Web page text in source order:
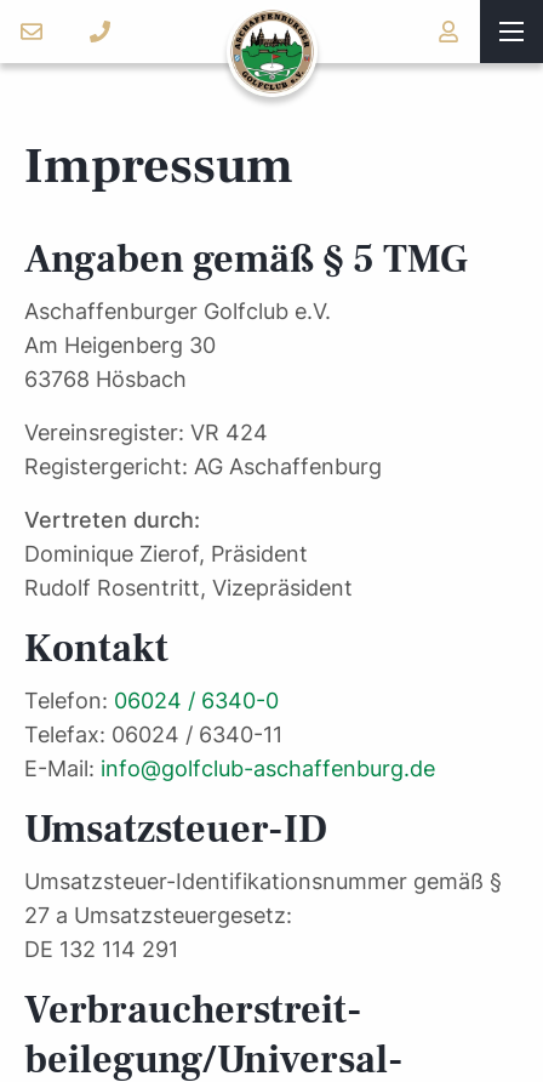
Impressum
Angaben gemäß § 5 TMG
Aschaffenburger Golfclub e.V.
Am Heigenberg 30
63768 Hösbach
Vereinsregister: VR 424
Registergericht: AG Aschaffenburg
Vertreten durch:
Dominique Zierof, Präsident
Rudolf Rosentritt, Vizepräsident
Kontakt
Telefon: 06024 / 6340-0
Telefax: 06024 / 6340-11
E-Mail: info@golfclub-aschaffenburg.de
Umsatzsteuer-ID
Umsatzsteuer-Identifikationsnummer gemäß §
27 a Umsatzsteuergesetz:
DE 132 114 291
Verbraucher­streit­
beilegung/Universal­